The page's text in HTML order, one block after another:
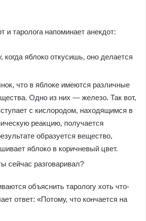
и таролога напоминает анекдот:
когда яблоко откусишь, оно делается
что в яблоке имеются различные
Одно из них — железо. Так вот,
с кислородом, находящимся в
реакцию, получается
образуется вещество,
яблоко в коричневый цвет.
сейчас разговаривал?
объяснить тарологу хоть что-
ответ: «Потому, что кончается на